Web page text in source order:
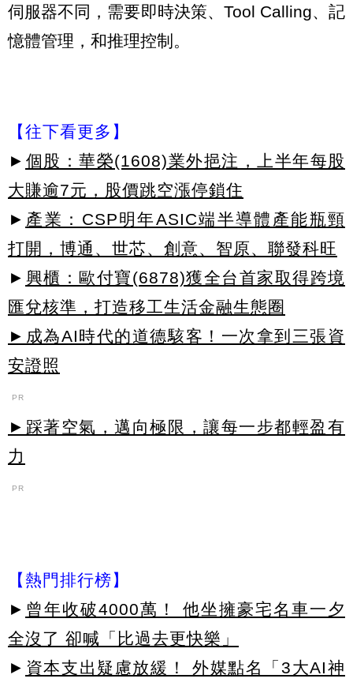
伺服器不同，需要即時決策、Tool Calling、記
憶體管理，和推理控制。
【往下看更多】
► 個股：華榮(1608)業外挹注，上半年每股
大賺逾7元，股價跳空漲停鎖住
► 產業：CSP明年ASIC端半導體產能瓶頸
打開，博通、世芯、創意、智原、聯發科旺
► 興櫃：歐付寶(6878)獲全台首家取得跨境
匯兌核準，打造移工生活金融生態圈
►成為AI時代的道德駭客！一次拿到三張資
安證照
PR
►踩著空氣，邁向極限，讓每一步都輕盈有
力
PR
【熱門排行榜】
► 曾年收破4000萬！ 他坐擁豪宅名車一夕
全沒了 卻喊「比過去更快樂」
► 資本支出疑慮放緩！ 外媒點名「3大AI神